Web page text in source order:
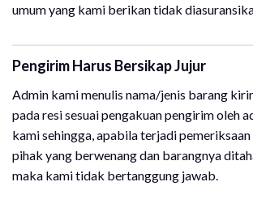
umum yang kami berikan tidak
Pengirim Harus Bersikap Jujur
Admin kami menulis nama/jenis barang
pada resi sesuai pengakuan pengirim oleh
kami sehingga, apabila terjadi pemeriksaan
pihak yang berwenang dan barangnya
maka kami tidak bertanggung jawab.